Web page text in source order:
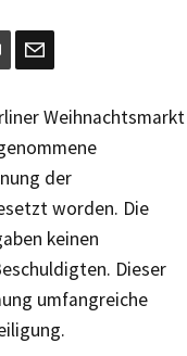
Weihnachtsmarkt
der
worden. Die
keinen
Dieser
umfangreiche